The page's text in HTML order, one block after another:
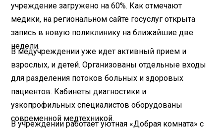
учреждение загружено на 60%. Как отмечают
медики, на региональном сайте госуслуг открыта
запись в новую поликлинику на ближайшие две
недели.
В медучреждении уже идет активный прием и
взрослых, и детей. Организованы отдельные входы
для разделения потоков больных и здоровых
пациентов. Кабинеты диагностики и
узкопрофильных специалистов оборудованы
современной медтехникой.
В учреждении работает уютная «Добрая комната» с